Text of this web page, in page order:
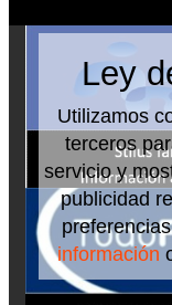
Ley
Utilizamos
terceros
servicio y
publicidad
información